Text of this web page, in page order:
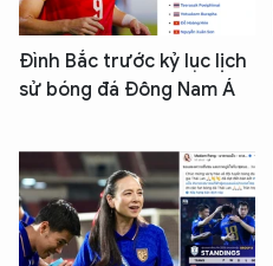
Đình Bắc trước kỷ lục lịch
sử bóng đá Đông Nam Á